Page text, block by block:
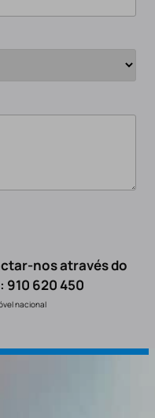
nos através do
620 450
nacional